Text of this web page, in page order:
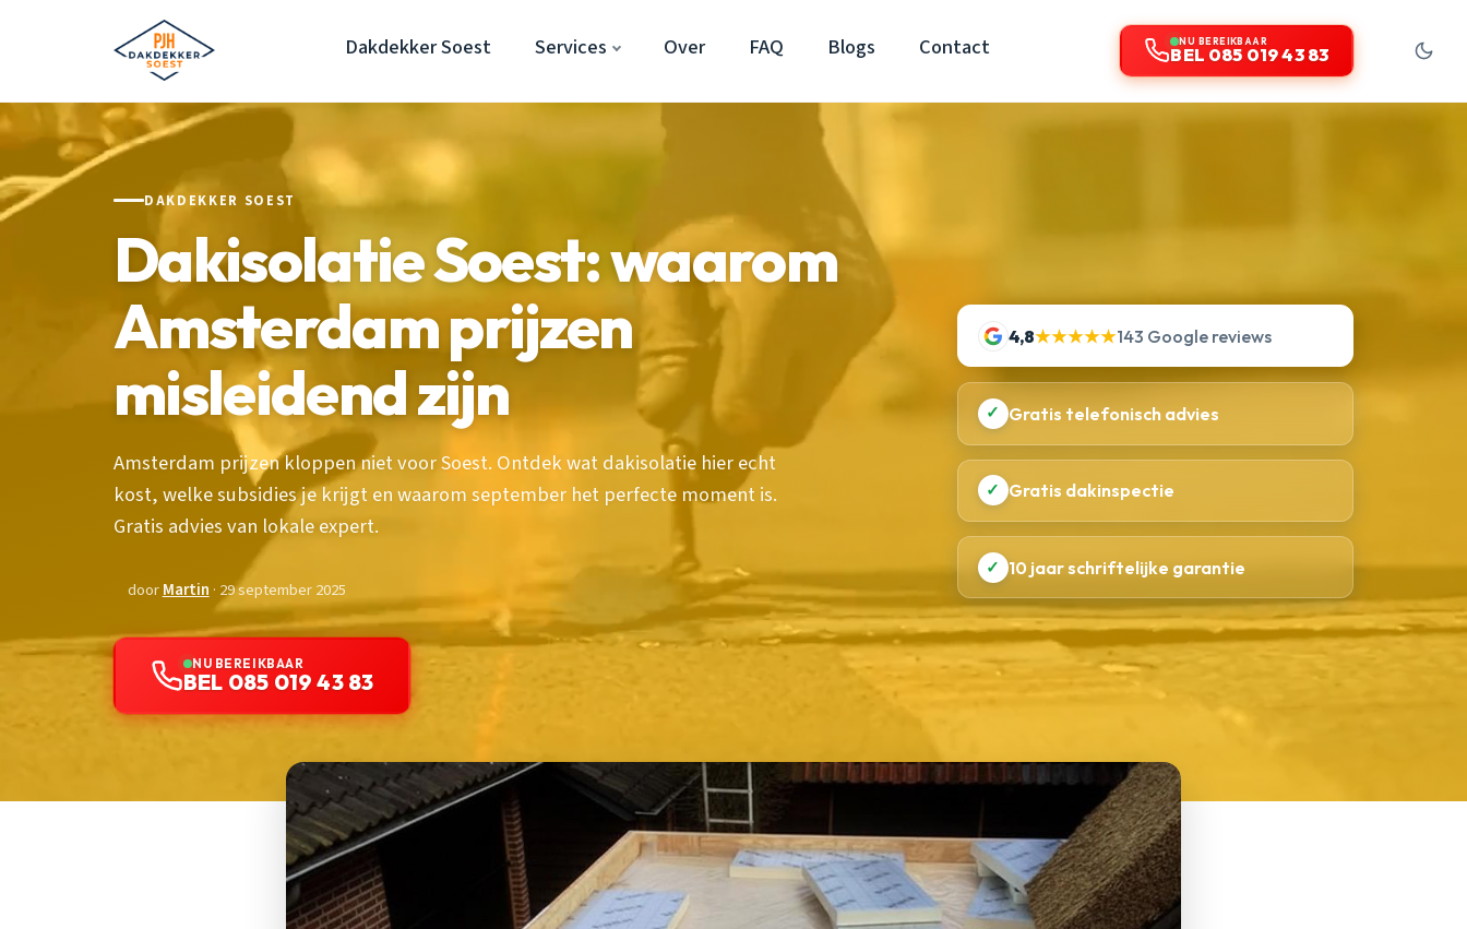
Dakdekker Soest Services Over FAQ Blogs Contact NU BEREIKBAAR
BEL 085 019 43 83
DAKDEKKER SOEST
Dakisolatie Soest: waarom
Amsterdam prijzen
misleidend zijn
Amsterdam prijzen kloppen niet voor Soest. Ontdek wat dakisolatie hier echt
kost, welke subsidies je krijgt en waarom september het perfecte moment is.
Gratis advies van lokale expert.
doorMartin · 29 september 2025
NU BEREIKBAAR
BEL 085 019 43 83
4,8★★★★★143 Google reviews
✓ Gratis telefonisch advies
✓ Gratis dakinspectie
✓ 10 jaar schriftelijke garantie